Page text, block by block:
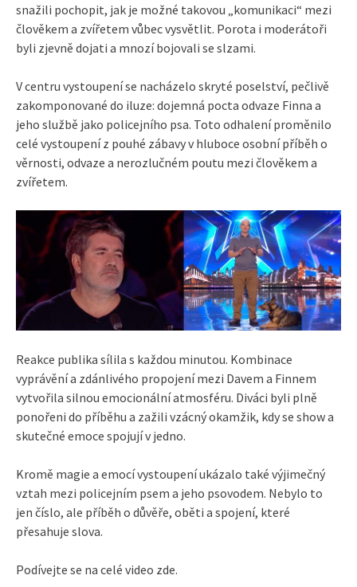
snažili pochopit, jak je možné takovou „komunikaci“ mezi
člověkem a zvířetem vůbec vysvětlit. Porota i moderátoři
byli zjevně dojati a mnozí bojovali se slzami.
V centru vystoupení se nacházelo skryté poselství, pečlivě
zakomponované do iluze: dojemná pocta odvaze Finna a
jeho službě jako policejního psa. Toto odhalení proměnilo
celé vystoupení z pouhé zábavy v hluboce osobní příběh o
věrnosti, odvaze a nerozlučném poutu mezi člověkem a
zvířetem.
Reakce publika sílila s každou minutou. Kombinace
vyprávění a zdánlivého propojení mezi Davem a Finnem
vytvořila silnou emocionální atmosféru. Diváci byli plně
ponořeni do příběhu a zažili vzácný okamžik, kdy se show a
skutečné emoce spojují v jedno.
Kromě magie a emocí vystoupení ukázalo také výjimečný
vztah mezi policejním psem a jeho psovodem. Nebylo to
jen číslo, ale příběh o důvěře, oběti a spojení, které
přesahuje slova.
Podívejte se na celé video zde.